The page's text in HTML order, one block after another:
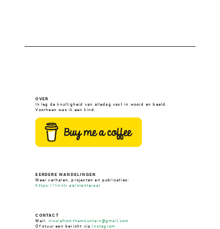
OVER
Ik leg de knulligheid van alledag vast in woord en beeld.
Voorheen was ik een kind.
EERDERE WANDELINGEN
Meer verhalen, projecten en publicaties:
https://linktr.ee/slenteraar
CONTACT
Mail: nicolefromthemountain@gmail.com
Of stuur een bericht viaInstagram